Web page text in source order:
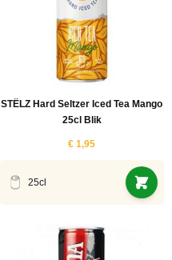
STËLZ Hard Seltzer Iced Tea Mango
25cl Blik
€ 1,95
25cl